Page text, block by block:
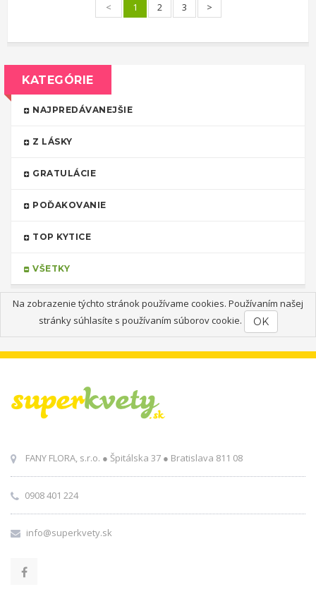
< 1 2 3 >
KATEGÓRIE
NAJPREDÁVANEJŠIE
Z LÁSKY
GRATULÁCIE
POĎAKOVANIE
TOP KYTICE
VŠETKY
Na zobrazenie týchto stránok používame cookies. Používaním našej
stránky súhlasíte s používaním súborov cookie.
OK
FANY FLORA, s.r.o. ● Špitálska 37 ● Bratislava 811 08
0908 401 224
info@superkvety.sk